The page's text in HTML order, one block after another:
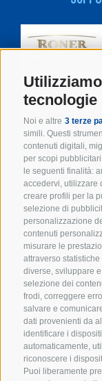
tecnologie
Noi e altre 3 terze
simili. Questi
contenuti digitali,
per scopi
le seguenti finalità:
accedervi, utilizzare
creare profili per la
selezione di
personalizzazione
contenuti
misurare le
attraverso
diverse, sviluppare
selezione dei
frodi, correggere
salvare e
dati provenienti da
identificare i
automaticamente,
riconoscere i
Puoi liberamente